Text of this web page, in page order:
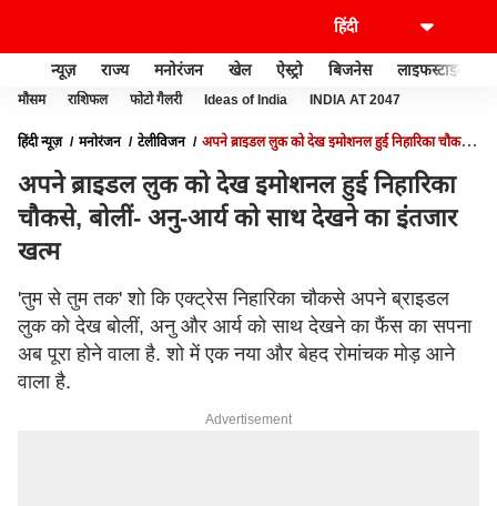
न्यूज़ राज्य मनोरंजन खेल ऐस्ट्रो बिजनेस लाइफस्टाइल
मौसम राशिफल फोटो गैलरी Ideas of India INDIA AT 2047
हिंदी न्यूज़ मनोरंजन टेलीविजन
अपने ब्राइडल लुक को देख इमोशनल हुई निहारिका चौकसे,
अपने ब्राइडल लुक को देख इमोशनल हुई निहारिका
चौकसे, बोलीं- अनु-आर्य को साथ देखने का इंंतजार
खत्म
'तुम से तुम तक' शो कि एक्ट्रेस निहारिका चौकसे अपने ब्राइडल
लुक को देख बोलीं, अनु और आर्य को साथ देखने का फैंस का सपना
अब पूरा होने वाला है. शो में एक नया और बेहद रोमांचक मोड़ आने
वाला है.
Advertisement